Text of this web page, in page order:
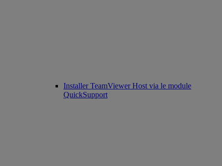
Installer TeamViewer Host via le module
QuickSupport